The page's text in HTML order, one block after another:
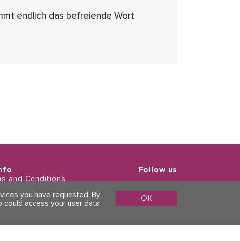
endlich das befreiende Wort
and Conditions
Follow us
you have requested. By
could access your user data
OK